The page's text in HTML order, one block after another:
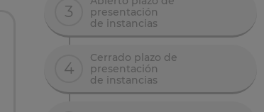
3
presentación
de instancias
4
Cerrado plazo de
presentación
de instancias